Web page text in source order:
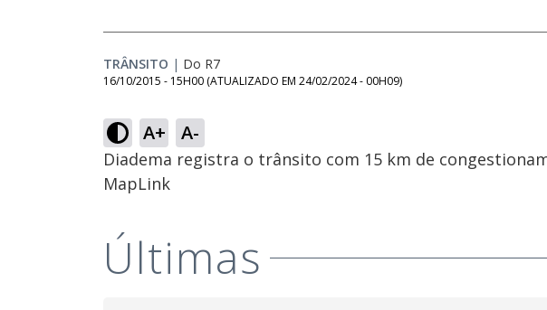
TRÂNSITO | Do R7
16/10/2015 - 15H00 (ATUALIZADO EM 24/02/2024 - 00H09)
A+ A-
Diadema registra o trânsito com 15 km de
MapLink
Últimas